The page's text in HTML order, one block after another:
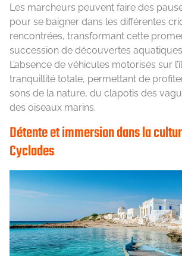
Les marcheurs peuvent faire des
pour se baigner dans les différentes
rencontrées, transformant cette
succession de découvertes
L’absence de véhicules motorisés sur
tranquillité totale, permettant de
sons de la nature, du clapotis des
des oiseaux marins.
Détente et immersion dans la
Cyclades